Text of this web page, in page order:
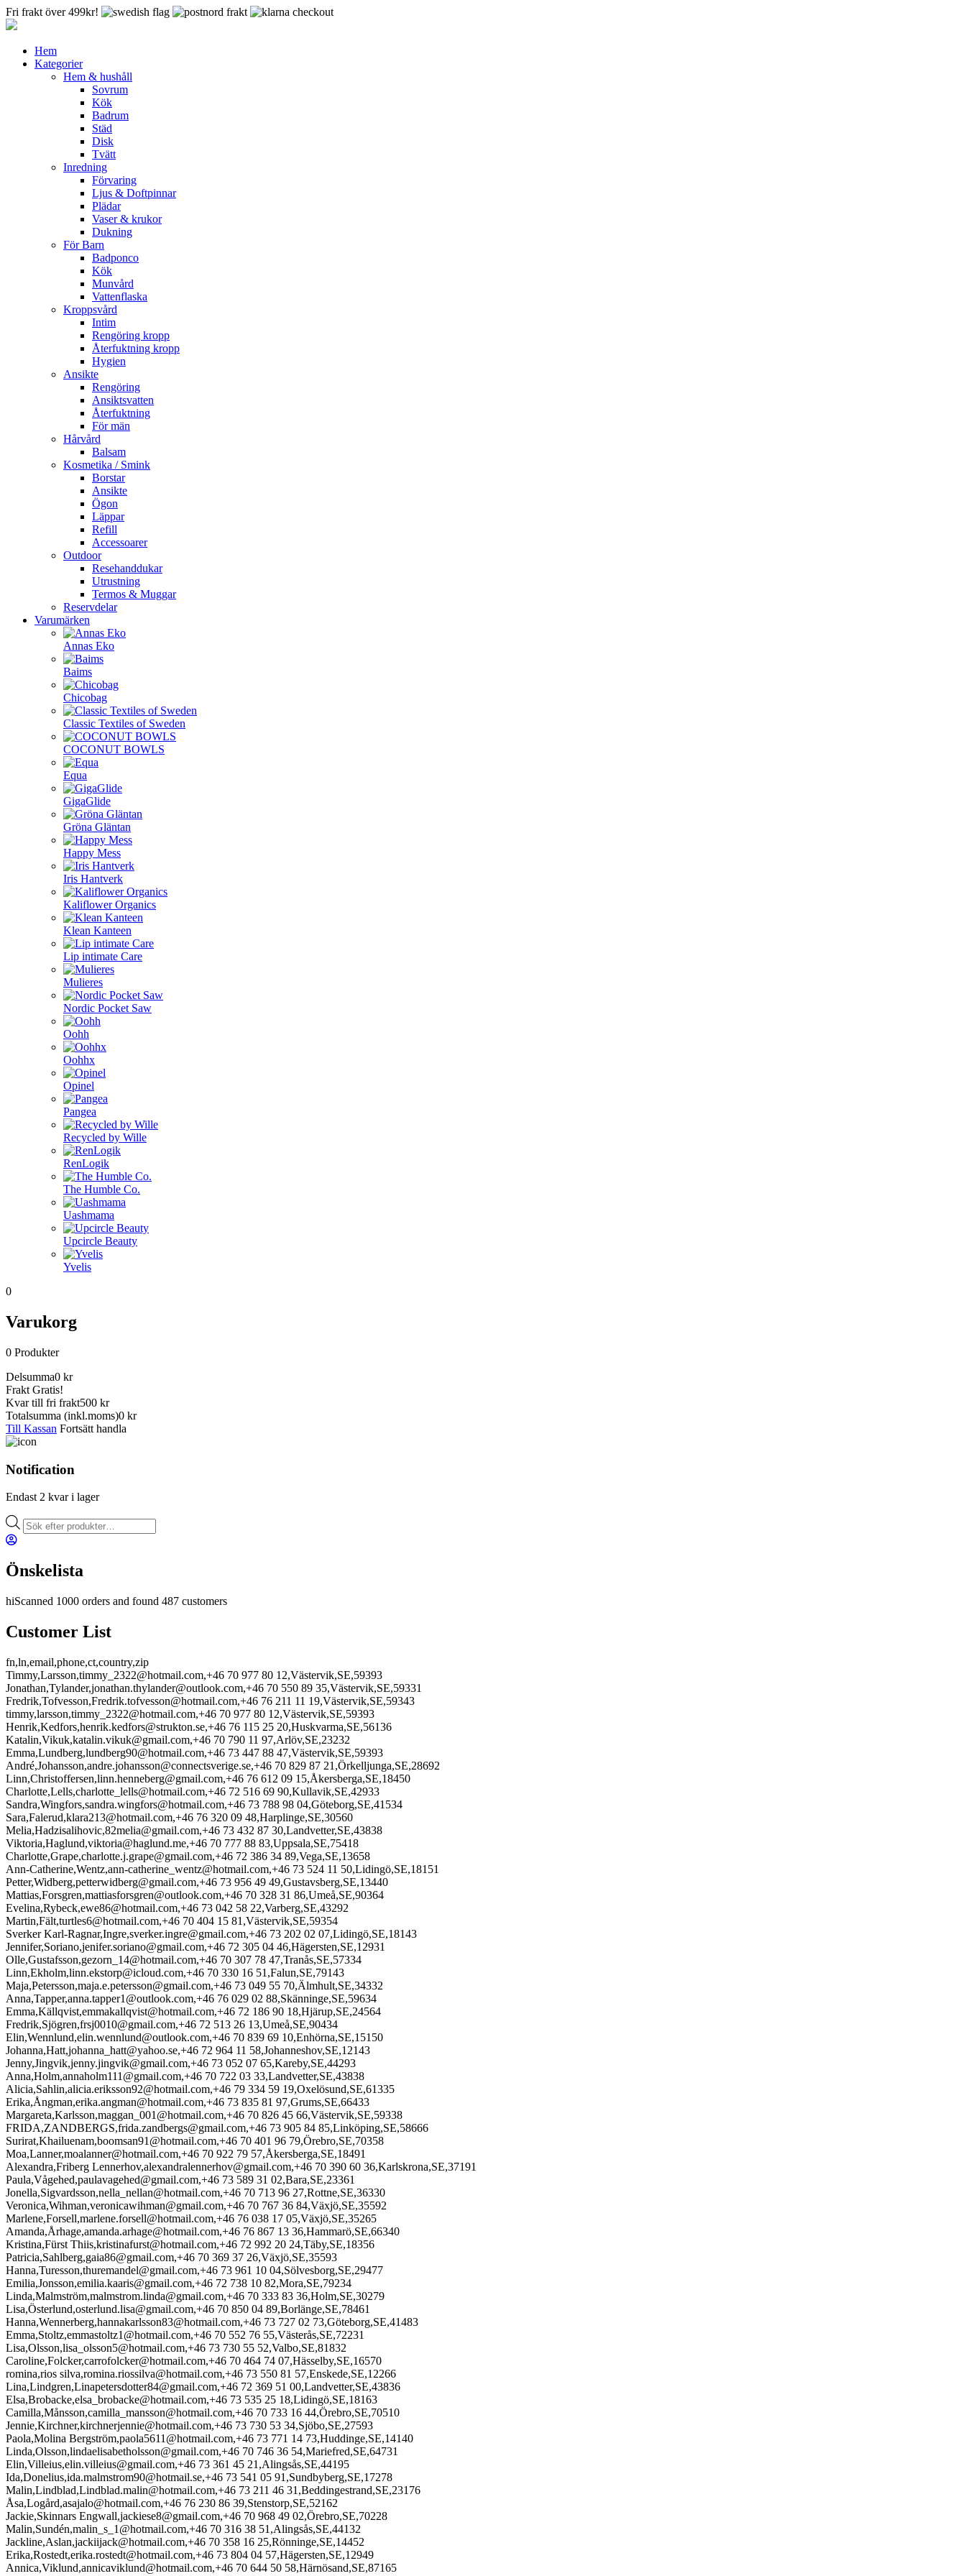
Fri frakt över 499kr!
Hem
Kategorier
Hem & hushåll
Sovrum
Kök
Badrum
Städ
Disk
Tvätt
Inredning
Förvaring
Ljus & Doftpinnar
Plädar
Vaser & krukor
Dukning
För Barn
Badponco
Kök
Munvård
Vattenflaska
Kroppsvård
Intim
Rengöring kropp
Återfuktning kropp
Hygien
Ansikte
Rengöring
Ansiktsvatten
Återfuktning
För män
Hårvård
Balsam
Kosmetika / Smink
Borstar
Ansikte
Ögon
Läppar
Refill
Accessoarer
Outdoor
Resehanddukar
Utrustning
Termos & Muggar
Reservdelar
Varumärken
Annas Eko
Baims
Chicobag
Classic Textiles of Sweden
COCONUT BOWLS
Equa
GigaGlide
Gröna Gläntan
Happy Mess
Iris Hantverk
Kaliflower Organics
Klean Kanteen
Lip intimate Care
Mulieres
Nordic Pocket Saw
Oohh
Oohhx
Opinel
Pangea
Recycled by Wille
RenLogik
The Humble Co.
Uashmama
Upcircle Beauty
Yvelis
0
Varukorg
0 Produkter
Delsumma0 kr
Frakt Gratis!
Kvar till fri frakt500 kr
Totalsumma (inkl.moms)0 kr
Till Kassan Fortsätt handla
Notification
Endast 2 kvar i lager
Products
search
Önskelista
hiScanned 1000 orders and found 487 customers
Customer List
fn,ln,email,phone,ct,country,zip
Timmy,Larsson,timmy_2322@hotmail.com,+46 70 977 80 12,Västervik,SE,59393
Jonathan,Tylander,jonathan.thylander@outlook.com,+46 70 550 89 35,Västervik,SE,59331
Fredrik,Tofvesson,Fredrik.tofvesson@hotmail.com,+46 76 211 11 19,Västervik,SE,59343
timmy,larsson,timmy_2322@hotmail.com,+46 70 977 80 12,Västervik,SE,59393
Henrik,Kedfors,henrik.kedfors@strukton.se,+46 76 115 25 20,Huskvarma,SE,56136
Katalin,Vikuk,katalin.vikuk@gmail.com,+46 70 790 11 97,Arlöv,SE,23232
Emma,Lundberg,lundberg90@hotmail.com,+46 73 447 88 47,Västervik,SE,59393
André,Johansson,andre.johansson@connectsverige.se,+46 70 829 87 21,Örkelljunga,SE,28692
Linn,Christoffersen,linn.henneberg@gmail.com,+46 76 612 09 15,Åkersberga,SE,18450
Charlotte,Lells,charlotte_lells@hotmail.com,+46 72 516 69 90,Kullavik,SE,42933
Sandra,Wingfors,sandra.wingfors@hotmail.com,+46 73 788 98 04,Göteborg,SE,41534
Sara,Falerud,klara213@hotmail.com,+46 76 320 09 48,Harplinge,SE,30560
Melia,Hadzisalihovic,82melia@gmail.com,+46 73 432 87 30,Landvetter,SE,43838
Viktoria,Haglund,viktoria@haglund.me,+46 70 777 88 83,Uppsala,SE,75418
Charlotte,Grape,charlotte.j.grape@gmail.com,+46 72 386 34 89,Vega,SE,13658
Ann-Catherine,Wentz,ann-catherine_wentz@hotmail.com,+46 73 524 11 50,Lidingö,SE,18151
Petter,Widberg,petterwidberg@gmail.com,+46 73 956 49 49,Gustavsberg,SE,13440
Mattias,Forsgren,mattiasforsgren@outlook.com,+46 70 328 31 86,Umeå,SE,90364
Evelina,Rybeck,ewe86@hotmail.com,+46 73 042 58 22,Varberg,SE,43292
Martin,Fält,turtles6@hotmail.com,+46 70 404 15 81,Västervik,SE,59354
Sverker Karl-Ragnar,Ingre,sverker.ingre@gmail.com,+46 73 202 02 07,Lidingö,SE,18143
Jennifer,Soriano,jenifer.soriano@gmail.com,+46 72 305 04 46,Hägersten,SE,12931
Olle,Gustafsson,gezorn_14@hotmail.com,+46 70 307 78 47,Tranås,SE,57334
Linn,Ekholm,linn.ekstorp@icloud.com,+46 70 330 16 51,Falun,SE,79143
Maja,Petersson,maja.e.petersson@gmail.com,+46 73 049 55 70,Älmhult,SE,34332
Anna,Tapper,anna.tapper1@outlook.com,+46 76 029 02 88,Skänninge,SE,59634
Emma,Källqvist,emmakallqvist@hotmail.com,+46 72 186 90 18,Hjärup,SE,24564
Fredrik,Sjögren,frsj0010@gmail.com,+46 72 513 26 13,Umeå,SE,90434
Elin,Wennlund,elin.wennlund@outlook.com,+46 70 839 69 10,Enhörna,SE,15150
Johanna,Hatt,johanna_hatt@yahoo.se,+46 72 964 11 58,Johanneshov,SE,12143
Jenny,Jingvik,jenny.jingvik@gmail.com,+46 73 052 07 65,Kareby,SE,44293
Anna,Holm,annaholm111@gmail.com,+46 70 722 03 33,Landvetter,SE,43838
Alicia,Sahlin,alicia.eriksson92@hotmail.com,+46 79 334 59 19,Oxelösund,SE,61335
Erika,Ångman,erika.angman@hotmail.com,+46 73 835 81 97,Grums,SE,66433
Margareta,Karlsson,maggan_001@hotmail.com,+46 70 826 45 66,Västervik,SE,59338
FRIDA,ZANDBERGS,frida.zandbergs@gmail.com,+46 73 905 84 85,Linköping,SE,58666
Surirat,Khailuenam,boomsan91@hotmail.com,+46 70 401 96 79,Örebro,SE,70358
Moa,Lanner,moalanner@hotmail.com,+46 70 922 79 57,Åkersberga,SE,18491
Alexandra,Friberg Lennerhov,alexandralennerhov@gmail.com,+46 70 390 60 36,Karlskrona,SE,37191
Paula,Vågehed,paulavagehed@gmail.com,+46 73 589 31 02,Bara,SE,23361
Jonella,Sigvardsson,nella_nellan@hotmail.com,+46 70 713 96 27,Rottne,SE,36330
Veronica,Wihman,veronicawihman@gmail.com,+46 70 767 36 84,Växjö,SE,35592
Marlene,Forsell,marlene.forsell@hotmail.com,+46 76 038 17 05,Växjö,SE,35265
Amanda,Århage,amanda.arhage@hotmail.com,+46 76 867 13 36,Hammarö,SE,66340
Kristina,Fürst Thiis,kristinafurst@hotmail.com,+46 72 992 20 24,Täby,SE,18356
Patricia,Sahlberg,gaia86@gmail.com,+46 70 369 37 26,Växjö,SE,35593
Hanna,Turesson,thuremandel@gmail.com,+46 73 961 10 04,Sölvesborg,SE,29477
Emilia,Jonsson,emilia.kaaris@gmail.com,+46 72 738 10 82,Mora,SE,79234
Linda,Malmström,malmstrom.linda@gmail.com,+46 70 333 83 36,Holm,SE,30279
Lisa,Österlund,osterlund.lisa@gmail.com,+46 70 850 04 89,Borlänge,SE,78461
Hanna,Wennerberg,hannakarlsson83@hotmail.com,+46 73 727 02 73,Göteborg,SE,41483
Emma,Stoltz,emmastoltz1@hotmail.com,+46 70 552 76 55,Västerås,SE,72231
Lisa,Olsson,lisa_olsson5@hotmail.com,+46 73 730 55 52,Valbo,SE,81832
Caroline,Folcker,carrofolcker@hotmail.com,+46 70 464 74 07,Hässelby,SE,16570
romina,rios silva,romina.riossilva@hotmail.com,+46 73 550 81 57,Enskede,SE,12266
Lina,Lindgren,Linapetersdotter84@gmail.com,+46 72 369 51 00,Landvetter,SE,43836
Elsa,Brobacke,elsa_brobacke@hotmail.com,+46 73 535 25 18,Lidingö,SE,18163
Camilla,Månsson,camilla_mansson@hotmail.com,+46 70 733 16 44,Örebro,SE,70510
Jennie,Kirchner,kirchnerjennie@hotmail.com,+46 73 730 53 34,Sjöbo,SE,27593
Paola,Molina Bergström,paola5611@hotmail.com,+46 73 771 14 73,Huddinge,SE,14140
Linda,Olsson,lindaelisabetholsson@gmail.com,+46 70 746 36 54,Mariefred,SE,64731
Elin,Villeius,elin.villeius@gmail.com,+46 73 361 45 21,Alingsås,SE,44195
Ida,Donelius,ida.malmstrom90@hotmail.se,+46 73 541 05 91,Sundbyberg,SE,17278
Malin,Lindblad,Lindblad.malin@hotmail.com,+46 73 211 46 31,Beddingestrand,SE,23176
Åsa,Logård,asajalo@hotmail.com,+46 76 230 86 39,Stenstorp,SE,52162
Jackie,Skinnars Engwall,jackiese8@gmail.com,+46 70 968 49 02,Örebro,SE,70228
Malin,Sundén,malin_s_1@hotmail.com,+46 70 316 38 51,Alingsås,SE,44132
Jackline,Aslan,jackiijack@hotmail.com,+46 70 358 16 25,Rönninge,SE,14452
Erika,Rostedt,erika.rostedt@hotmail.com,+46 73 804 04 57,Hägersten,SE,12949
Annica,Viklund,annicaviklund@hotmail.com,+46 70 644 50 58,Härnösand,SE,87165